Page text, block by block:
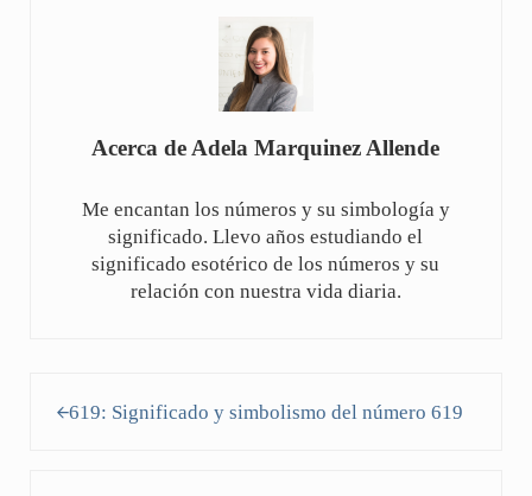
Acerca de Adela Marquinez Allende
Me encantan los números y su simbología y
significado. Llevo años estudiando el
significado esotérico de los números y su
relación con nuestra vida diaria.
619: Significado y simbolismo del número 619